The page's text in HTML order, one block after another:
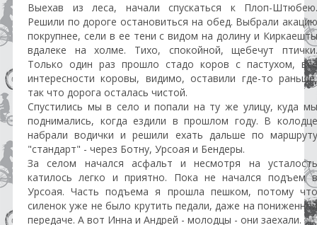
Выехав из леса, начали спускаться к Плоп-Штюбею.
Решили по дороге остановиться на обед. Выбрали акацию
покрупнее, сели в ее тени с видом на долину и Киркаешты
вдалеке на холме. Тихо, спокойной, щебечут птички.
Только один раз прошло стадо коров с пастухом, все
интересности коровы, видимо, оставили где-то раньше,
так что дорога осталась чистой.
Спустились мы в село и попали на ту же улицу, куда мы
поднимались, когда ездили в прошлом году. В колодце
набрали водички и решили ехать дальше по маршруту
"стандарт" - через Ботну, Урсоая и Бендеры.
За селом начался асфальт и несмотря на усталость
катилось легко и приятно. Пока не начался подъем в
Урсоая. Часть подъема я прошла пешком, потому что
силенок уже не было крутить педали, даже на пониженной
передаче. А вот Инна и Андрей - молодцы - они заехали.